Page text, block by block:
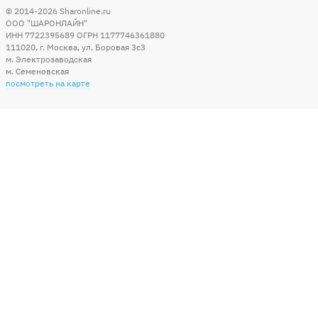
© 2014-2026 Sharonline.ru
ООО "ШАРОНЛАЙН"
ИНН 7722395689 ОГРН 1177746361880
111020, г. Москва, ул. Боровая 3c3
м. Электрозаводская
м. Семеновская
посмотреть на карте